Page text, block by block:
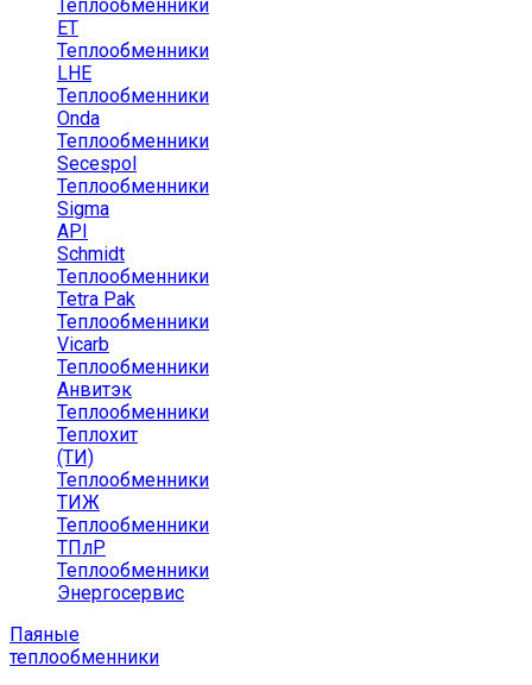
Теплообменники
ЕТ
Теплообменники
LHE
Теплообменники
Onda
Теплообменники
Secespol
Теплообменники
Sigma
API
Schmidt
Теплообменники
Tetra Pak
Теплообменники
Vicarb
Теплообменники
Анвитэк
Теплообменники
Теплохит
(ТИ)
Теплообменники
ТИЖ
Теплообменники
ТПлР
Теплообменники
Энергосервис
Паяные
теплообменники